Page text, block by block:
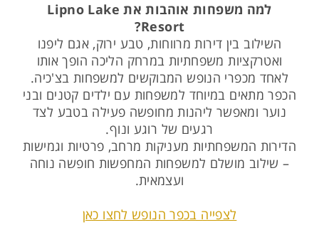
למה משפחות אוהבות את Lipno Lake
Resort?
השילוב בין דירות מרווחות, טבע ירוק, אגם ליפנו
ואטרקציות משפחתיות במרחק הליכה הופך אותו
לאחד מכפרי הנופש המבוקשים למשפחות בצ'כיה.
הכפר מתאים במיוחד למשפחות עם ילדים קטנים ובני
נוער ומאפשר ליהנות מחופשה פעילה בטבע לצד
רגעים של רוגע ונוף.
הדירות המשפחתיות מעניקות מרחב, פרטיות וגמישות
– שילוב מושלם למשפחות המחפשות חופשה נוחה
ועצמאית.
לצפייה בכפר הנופש לחצו כאן